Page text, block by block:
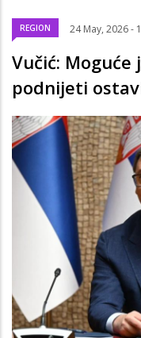
REGION 24 May, 2026 -
Vučić: Moguće
podnijeti